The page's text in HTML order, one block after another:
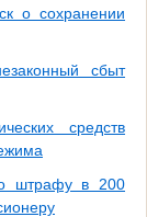
о сохранении
сбыт
средств
штрафу в 200